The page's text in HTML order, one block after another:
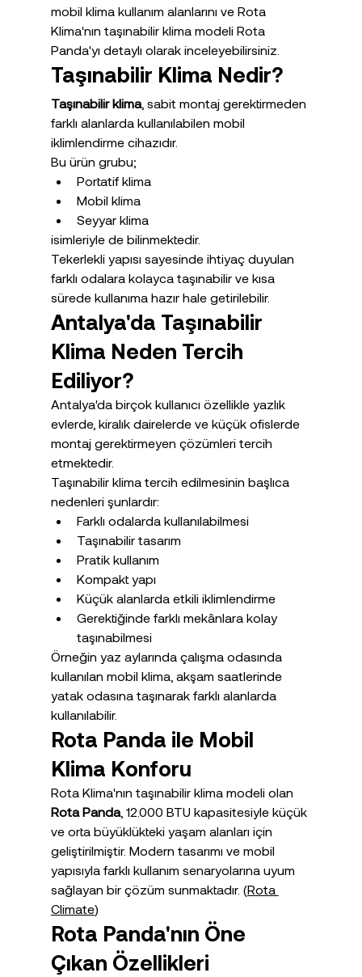
mobil klima kullanım alanlarını ve Rota
Klima'nın taşınabilir klima modeli Rota
Panda'yı detaylı olarak inceleyebilirsiniz.
Taşınabilir Klima Nedir?
Taşınabilir klima, sabit montaj gerektirmeden
farklı alanlarda kullanılabilen mobil
iklimlendirme cihazıdır.
Bu ürün grubu;
Portatif klima
Mobil klima
Seyyar klima
isimleriyle de bilinmektedir.
Tekerlekli yapısı sayesinde ihtiyaç duyulan
farklı odalara kolayca taşınabilir ve kısa
sürede kullanıma hazır hale getirilebilir.
Antalya'da Taşınabilir
Klima Neden Tercih
Ediliyor?
Antalya'da birçok kullanıcı özellikle yazlık
evlerde, kiralık dairelerde ve küçük ofislerde
montaj gerektirmeyen çözümleri tercih
etmektedir.
Taşınabilir klima tercih edilmesinin başlıca
nedenleri şunlardır:
Farklı odalarda kullanılabilmesi
Taşınabilir tasarım
Pratik kullanım
Kompakt yapı
Küçük alanlarda etkili iklimlendirme
Gerektiğinde farklı mekânlara kolay
taşınabilmesi
Örneğin yaz aylarında çalışma odasında
kullanılan mobil klima, akşam saatlerinde
yatak odasına taşınarak farklı alanlarda
kullanılabilir.
Rota Panda ile Mobil
Klima Konforu
Rota Klima'nın taşınabilir klima modeli olan
Rota Panda, 12.000 BTU kapasitesiyle küçük
ve orta büyüklükteki yaşam alanları için
geliştirilmiştir. Modern tasarımı ve mobil
yapısıyla farklı kullanım senaryolarına uyum
sağlayan bir çözüm sunmaktadır. (Rota
Climate)
Rota Panda'nın Öne
Çıkan Özellikleri